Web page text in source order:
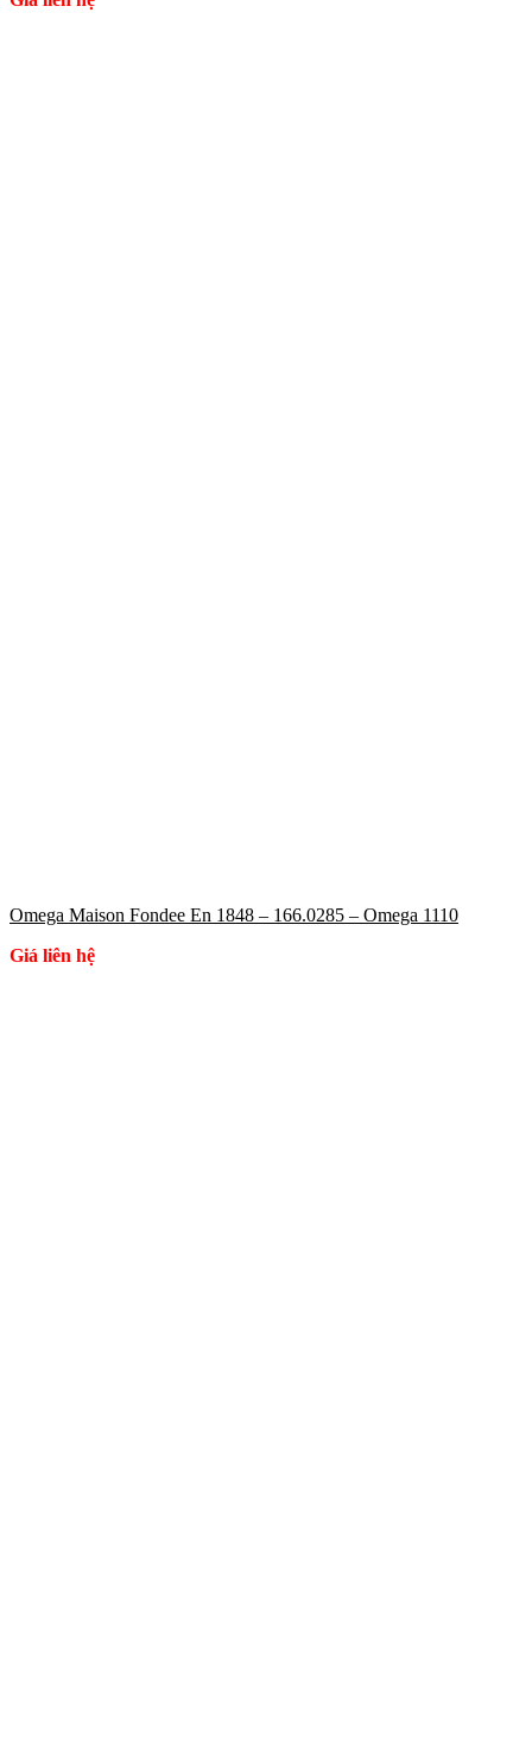
Omega Maison Fondee En 1848 – 166.0285 – Omega 1110
Giá liên hệ